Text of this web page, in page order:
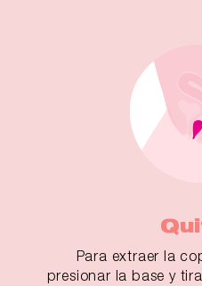
Para extraer la
presionar la base y